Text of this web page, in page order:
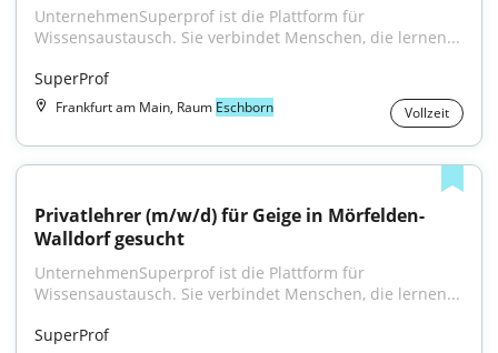
UnternehmenSuperprof ist die Plattform für
Wissensaustausch. Sie verbindet Menschen, die lernen...
SuperProf
Frankfurt am Main, Raum Eschborn Vollzeit
Privatlehrer (m/w/d) für Geige in Mörfelden-
Walldorf gesucht
UnternehmenSuperprof ist die Plattform für
Wissensaustausch. Sie verbindet Menschen, die lernen...
SuperProf